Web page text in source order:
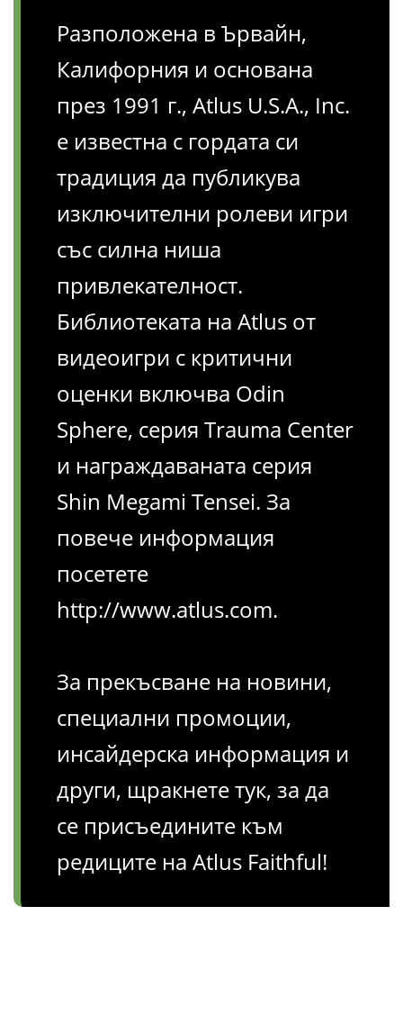
Разположена в Ървайн,
Калифорния и основана
през 1991 г., Atlus U.S.A., Inc.
е известна с гордата си
традиция да публикува
изключителни ролеви игри
със силна ниша
привлекателност.
Библиотеката на Atlus от
видеоигри с критични
оценки включва Odin
Sphere, серия Trauma Center
и награждаваната серия
Shin Megami Tensei. За
повече информация
посетете
http://www.atlus.com.
За прекъсване на новини,
специални промоции,
инсайдерска информация и
други, щракнете тук, за да
се присъедините към
редиците на Atlus Faithful!